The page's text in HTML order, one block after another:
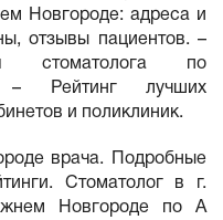
Новгороде: адреса и
отзывы пациентов. –
стоматолога по
– Рейтинг лучших
и поликлиник.
врача. Подробные
Стоматолог в г.
Новгороде по А